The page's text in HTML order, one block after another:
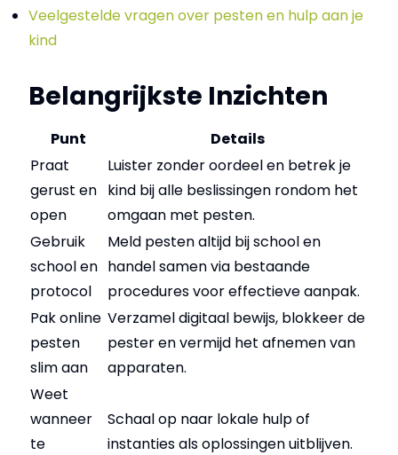
Veelgestelde vragen over pesten en hulp aan je
kind
Belangrijkste Inzichten
Punt
Details
Praat
gerust en
open
Luister zonder oordeel en betrek je
kind bij alle beslissingen rondom het
omgaan met pesten.
Gebruik
school en
protocol
Meld pesten altijd bij school en
handel samen via bestaande
procedures voor effectieve aanpak.
Pak online
pesten
slim aan
Verzamel digitaal bewijs, blokkeer de
pester en vermijd het afnemen van
apparaten.
Weet
wanneer
te
Schaal op naar lokale hulp of
instanties als oplossingen uitblijven.